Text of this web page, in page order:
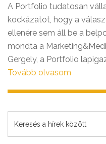
A Portfolio tudatosan
kockázatot, hogy a
ellenére sem áll be a
mondta a
Gergely, a Portfolio
illeszkedik a márka
olvasottsági
kiszámíthatóbb, kevésbé
környezetet kínált az
Tovább olvasom